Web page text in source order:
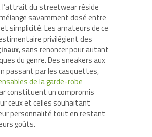
l’attrait du streetwear réside
savamment dosé entre
simplicité. Les amateurs de ce
privilégient des
, sans renoncer pour autant
du genre. Des sneakers aux
passant par les casquettes,
de la garde-robe
constituent un compromis
ceux et celles souhaitant
personnalité tout en restant
goûts.